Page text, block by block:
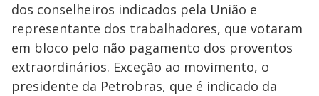
dos conselheiros indicados pela União e
representante dos trabalhadores, que votaram
em bloco pelo não pagamento dos proventos
extraordinários. Exceção ao movimento, o
presidente da Petrobras, que é indicado da